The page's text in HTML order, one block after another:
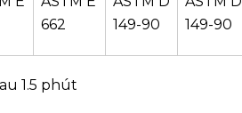
662
149-90
149-90
1.5 phút